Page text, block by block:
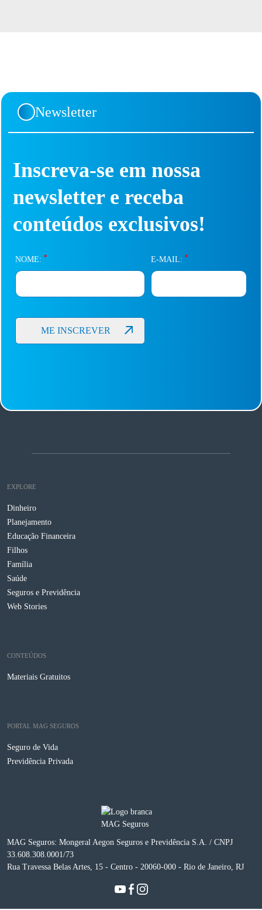
Newsletter
Inscreva-se em nossa
newsletter e receba
conteúdos exclusivos!
NOME: * E-MAIL: *
EXPLORE
Dinheiro
Planejamento
Educação Financeira
Filhos
Família
Saúde
Seguros e Previdência
Web Stories
CONTEÚDOS
Materiais Gratuitos
PORTAL MAG SEGUROS
Seguro de Vida
Previdência Privada
MAG Seguros: Mongeral Aegon Seguros e Previdência S.A. / CNPJ
33.608.308.0001/73
Rua Travessa Belas Artes, 15 - Centro - 20060-000 - Rio de Janeiro, RJ